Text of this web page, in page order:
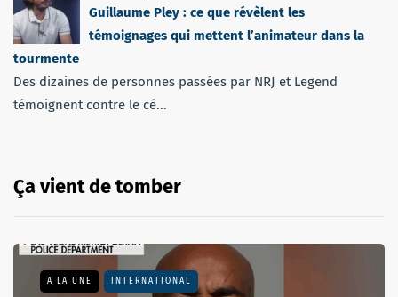
Guillaume Pley : ce que révèlent les
témoignages qui mettent l’animateur dans la
tourmente
Des dizaines de personnes passées par NRJ et Legend
témoignent contre le cé...
Ça vient de tomber
A LA UNE INTERNATIONAL